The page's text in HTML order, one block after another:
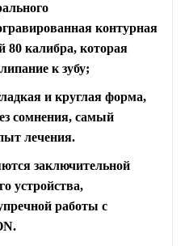
контурная
80 калибра, которая
к зубу;
и круглая форма,
сомнения, самый
лечения.
заключительной
устройства,
работы с